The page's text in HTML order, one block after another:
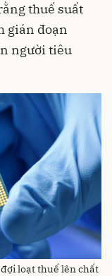
thuế suất
gián đoạn
người tiêu
loạt thuế lên chất